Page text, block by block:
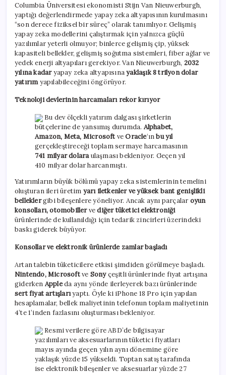
Columbia Üniversitesi ekonomisti Stijn Van Nieuwerburgh,
yaptığı değerlendirmede yapay zeka altyapısının kurulmasını
“son derece fiziksel bir süreç” olarak tanımlıyor. Gelişmiş
yapay zeka modellerini çalıştırmak için yalnızca güçlü
yazılımlar yeterli olmuyor; binlerce gelişmiş çip, yüksek
kapasiteli bellekler, gelişmiş soğutma sistemleri, fiber ağlar ve
yedek enerji altyapıları gerekiyor. Van Nieuwerburgh, 2032
yılına kadaryapay zeka altyapısınayaklaşık 8 trilyon dolar
yatırımyapılabileceğini öngörüyor.
Teknoloji devlerinin harcamaları rekor kırıyor
Bu dev ölçekli yatırım dalgası şirketlerin
bütçelerine de yansımış durumda. Alphabet,
Amazon, Meta, Microsoft veOracle‘ınbu yıl
gerçekleştireceği toplam sermaye harcamasının
741 milyar dolaraulaşması bekleniyor. Geçen yıl
410 milyar dolar harcanmıştı.
Yatırımların büyük bölümü yapay zeka sistemlerinin temelini
oluşturan ileri üretim yarı iletkenler ve yüksek bant genişlikli
belleklergibi bileşenlere yöneliyor. Ancak aynı parçalar oyun
konsolları, otomobillervediğer tüketici elektroniği
ürünlerinde de kullanıldığı için tedarik zincirleri üzerindeki
baskı giderek büyüyor.
Konsollar ve elektronik ürünlerde zamlar başladı
Artan talebin tüketicilere etkisi şimdiden görülmeye başladı.
Nintendo, Microsoftve Sonyçeşitli ürünlerinde fiyat artışına
giderken Appleda aynı yönde ilerleyerek bazı ürünlerinde
sert fiyat artışlarıyaptı. Öyle ki iPhone 18 Pro için yapılan
hesaplamalar, bellek maliyetinin telefonun toplam maliyetinin
4’te 1’inden fazlasını oluşturması bekleniyor.
Resmi verilere göre ABD’de bilgisayar
yazılımları ve aksesuarlarının tüketici fiyatları
mayıs ayında geçen yılın aynı dönemine göre
yaklaşık yüzde 15 yükseldi. Toptan satış tarafında
ise elektronik bileşenler ve aksesuarlar yüzde 27